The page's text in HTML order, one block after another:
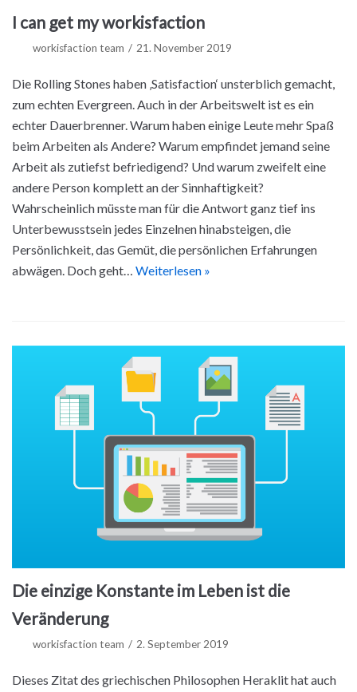
I can get my workisfaction
workisfaction team 21. November 2019
Die Rolling Stones haben ‚Satisfaction‘ unsterblich gemacht,
zum echten Evergreen. Auch in der Arbeitswelt ist es ein
echter Dauerbrenner. Warum haben einige Leute mehr Spaß
beim Arbeiten als Andere? Warum empfindet jemand seine
Arbeit als zutiefst befriedigend? Und warum zweifelt eine
andere Person komplett an der Sinnhaftigkeit?
Wahrscheinlich müsste man für die Antwort ganz tief ins
Unterbewusstsein jedes Einzelnen hinabsteigen, die
Persönlichkeit, das Gemüt, die persönlichen Erfahrungen
abwägen. Doch geht… Weiterlesen »
Die einzige Konstante im Leben ist die
Veränderung
workisfaction team 2. September 2019
Dieses Zitat des griechischen Philosophen Heraklit hat auch